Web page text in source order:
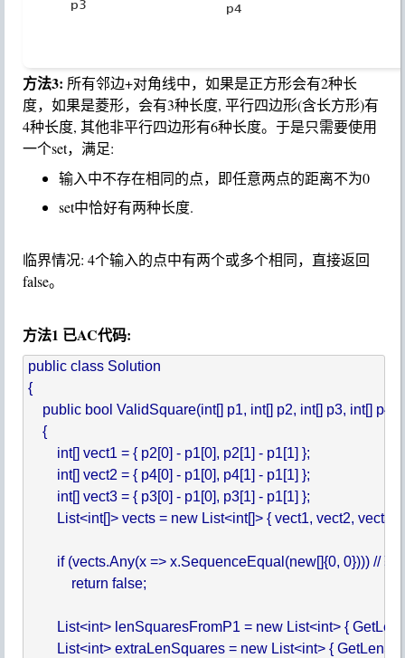
方法3: 所有邻边+对角线中，如果是正方形会有2种长
度，如果是菱形，会有3种长度, 平行四边形(含长方形)有
4种长度, 其他非平行四边形有6种长度。于是只需要使用
一个set，满足:
输入中不存在相同的点，即任意两点的距离不为0
set中恰好有两种长度.
临界情况: 4个输入的点中有两个或多个相同，直接返回
false。
方法1 已AC代码:
public class Solution
{
    public bool ValidSquare(int[] p1, int[] p2, int[] p3, int[] p4)
    {
        int[] vect1 = { p2[0] - p1[0], p2[1] - p1[1] };
        int[] vect2 = { p4[0] - p1[0], p4[1] - p1[1] };
        int[] vect3 = { p3[0] - p1[0], p3[1] - p1[1] };
        List<int[]> vects = new List<int[]> { vect1, vect2, vect3 };
if (vects.Any(x => x.SequenceEqual(new[]{0, 0})))
            return false;
List<int> lenSquaresFromP1 = new List<int> {
List<int> extraLenSquares = new List<int> {